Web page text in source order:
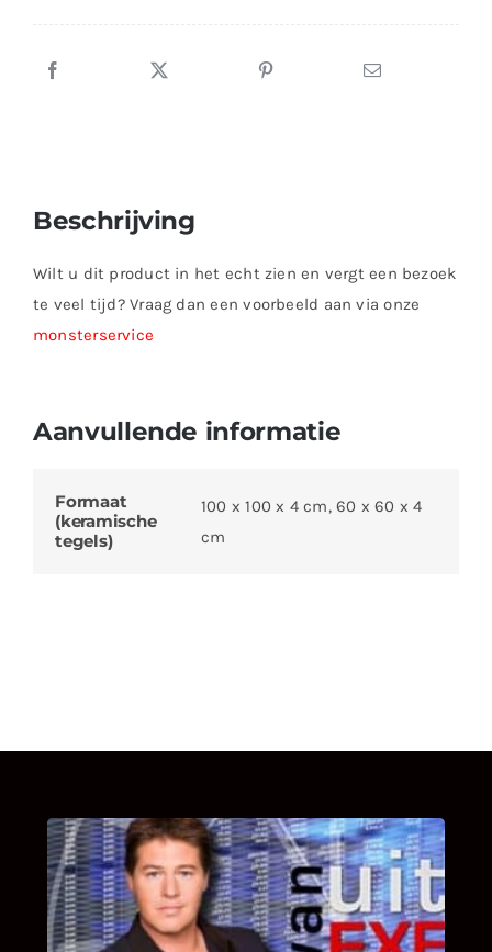
Beschrijving
Wilt u dit product in het echt zien en vergt een bezoek
te veel tijd? Vraag dan een voorbeeld aan via onze
monsterservice
Aanvullende informatie
Formaat
(keramische
tegels)
100 x 100 x 4 cm, 60 x 60 x 4
cm
UITSTEL VAN EXECUTIE
Bekijk hier de fragmenten van de deelname
van Bricks and Stones aan dit programma.